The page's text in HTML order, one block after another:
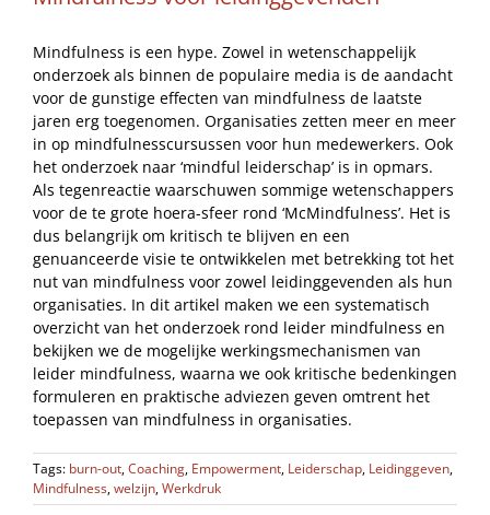
Mindfulness is een hype. Zowel in wetenschappelijk
onderzoek als binnen de populaire media is de aandacht
voor de gunstige effecten van mindfulness de laatste
jaren erg toegenomen. Organisaties zetten meer en meer
in op mindfulnesscursussen voor hun medewerkers. Ook
het onderzoek naar ‘mindful leiderschap’ is in opmars.
Als tegenreactie waarschuwen sommige wetenschappers
voor de te grote hoera-sfeer rond ‘McMindfulness’. Het is
dus belangrijk om kritisch te blijven en een
genuanceerde visie te ontwikkelen met betrekking tot het
nut van mindfulness voor zowel leidinggevenden als hun
organisaties. In dit artikel maken we een systematisch
overzicht van het onderzoek rond leider mindfulness en
bekijken we de mogelijke werkingsmechanismen van
leider mindfulness, waarna we ook kritische bedenkingen
formuleren en praktische adviezen geven omtrent het
toepassen van mindfulness in organisaties.
Tags: burn-out,Coaching, Empowerment, Leiderschap, Leidinggeven,
Mindfulness,welzijn,Werkdruk